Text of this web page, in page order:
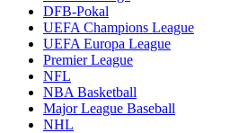
DFB-Pokal
UEFA Champions League
UEFA Europa League
Premier League
NFL
NBA Basketball
Major League Baseball
NHL